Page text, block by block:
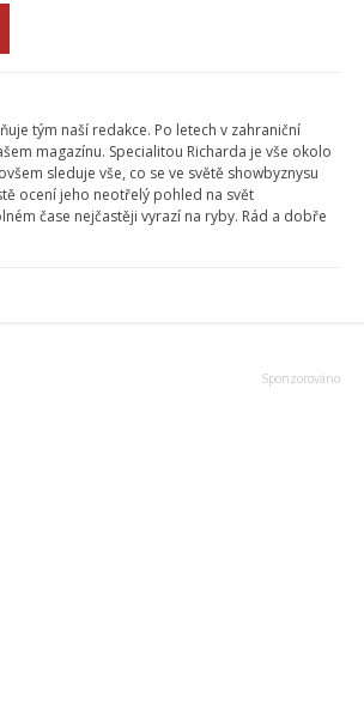
tým naší redakce. Po letech v zahraniční
magazínu. Specialitou Richarda je vše okolo
sleduje vše, co se ve světě showbyznysu
ocení jeho neotřelý pohled na svět
čase nejčastěji vyrazí na ryby. Rád a dobře